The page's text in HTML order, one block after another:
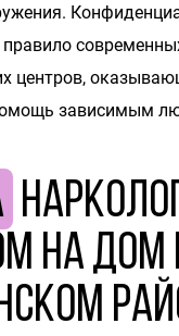
правило
центров,
зависимым
на дом